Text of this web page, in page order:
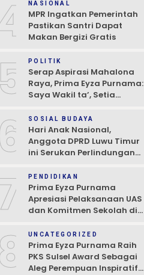
NASIONAL
MPR Ingatkan Pemerintah
Pastikan Santri Dapat
Makan Bergizi Gratis
5 POLITIK
Serap Aspirasi Mahalona
Raya, Prima Eyza Purnama:
Saya Wakil ta’, Setia
SOSIAL BUDAYA
Hari Anak Nasional,
Anggota DPRD Luwu Timur
ini Serukan Perlindungan
PENDIDIKAN
Prima Eyza Purnama
Apresiasi Pelaksanaan UAS
dan Komitmen Sekolah di
UNCATEGORIZED
Prima Eyza Purnama Raih
PKS Sulsel Award Sebagai
Aleg Perempuan Inspiratif